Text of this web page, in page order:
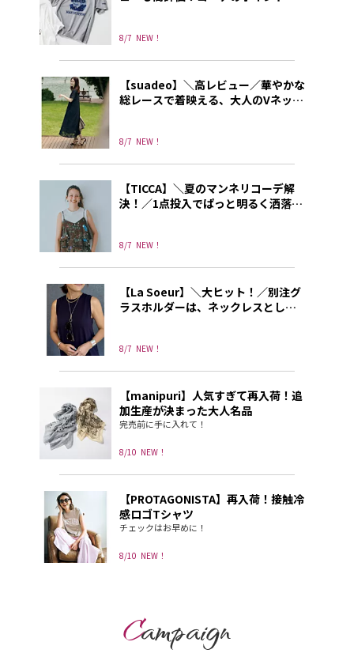
8/7 NEW！
8/7 NEW！
【suadeo】＼高レビュー／華やかな
総レースで着映える、大人のVネック
8/7 NEW！
【TICCA】＼夏のマンネリコーデ解
決！／1点投入でぱっと明るく洒落て
8/7 NEW！
【La Soeur】＼大ヒット！／別注グ
ラスホルダーは、ネックレスとして
8/10 NEW！
【manipuri】人気すぎて再入荷！追
加生産が決まった大人名品
完売前に手に入れて！
8/10 NEW！
【PROTAGONISTA】再入荷！接触冷
感ロゴTシャツ
チェックはお早めに！
Campaign